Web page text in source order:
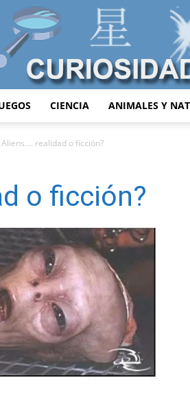
CIENCIA ANIMALES Y
Aliens…. realidad o ficción?
o ficción?